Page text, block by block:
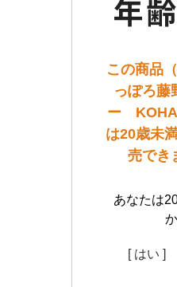
この商品
っぽろ藤
ー
は20歳未
売でき
あなたは
[ はい ]